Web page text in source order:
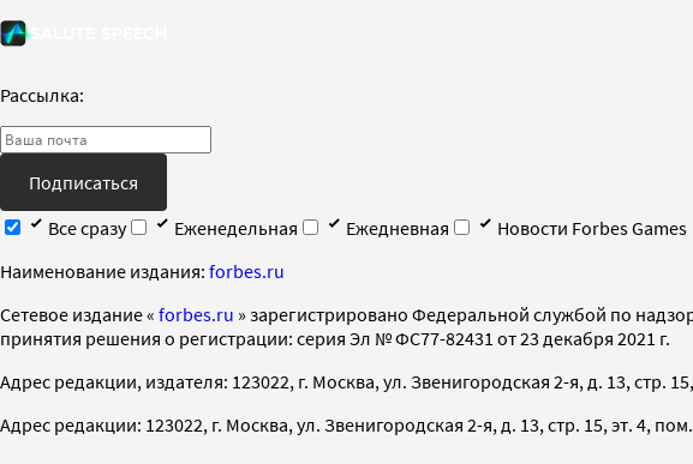
Рассылка:
Подписаться
Все сразу
Еженедельная Ежедневная
Новости Forbes Games
Наименование издания: forbes.ru
Cетевое издание « forbes.ru » зарегистрировано Федеральной службой по
принятия решения о регистрации: серия Эл № ФС77-82431 от 23 декабря 2021 г.
Адрес редакции, издателя: 123022, г. Москва, ул. Звенигородская 2-я, д. 13, стр.
Адрес редакции: 123022, г. Москва, ул. Звенигородская 2-я, д. 13, стр. 15, эт. 4,